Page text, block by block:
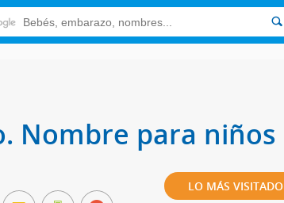
Nombre para niños
LO MÁS VISITADO